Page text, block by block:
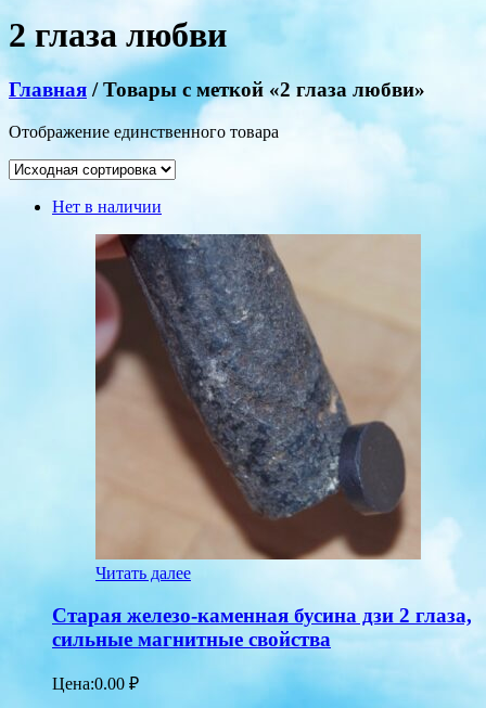
2 глаза любви
Главная / Товары с меткой «2 глаза любви»
Отображение единственного товара
Нет в наличии
Читать далее
Старая железо-каменная бусина дзи 2 глаза,
сильные магнитные свойства
Цена:0.00 ₽